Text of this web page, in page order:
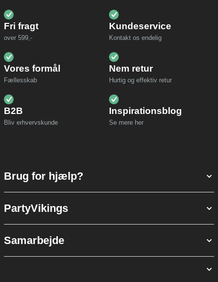
Fri fragt
over 599,-
Kundeservice
Kontakt os endelig
Vores formål
Fællesskab
Nem retur
Hurtig og effektiv retur
B2B
Bliv erhvervskunde
Inspirationsblog
Se mere her
Brug for hjælp?
PartyVikings
Samarbejde